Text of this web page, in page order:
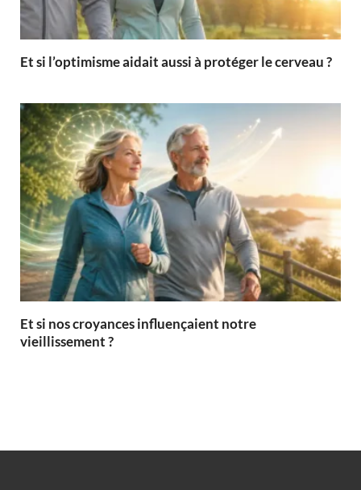
Et si l’optimisme aidait aussi à protéger le cerveau ?
Et si nos croyances influençaient notre
vieillissement ?